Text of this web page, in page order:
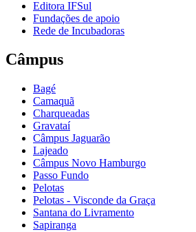
Editora IFSul
Fundações de apoio
Rede de Incubadoras
Câmpus
Bagé
Camaquã
Charqueadas
Gravataí
Câmpus Jaguarão
Lajeado
Câmpus Novo Hamburgo
Passo Fundo
Pelotas
Pelotas - Visconde da Graça
Santana do Livramento
Sapiranga